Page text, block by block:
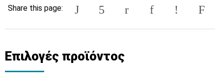
Share this page:
Επιλογές προϊόντος